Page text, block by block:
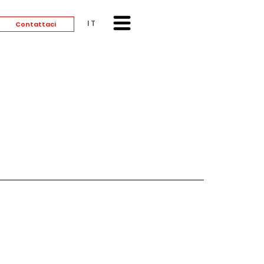
Contattaci ITALIANO